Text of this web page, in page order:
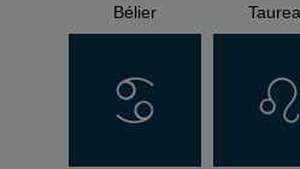
Bélier